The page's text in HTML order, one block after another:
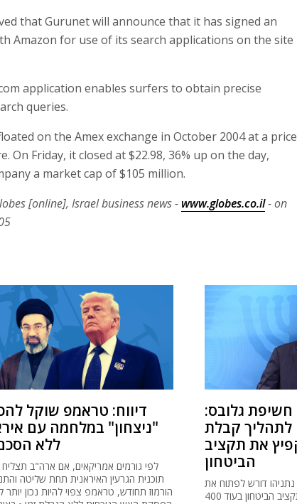
that Gurunet will announce that it has signed an
Amazon for use of its search applications on the site
application enables surfers to obtain precise
queries.
on the Amex exchange in October 2004 at a price
On Friday, it closed at $22.98, 36% up on the day,
a market cap of $105 million.
[online], Israel business news - www.globes.co.il- on
דיווח: טראמפ שוקל
"ניצחון" במלחמה עם
ללא
לפי גורמים אמריקאים, אם ארה"ב
תוכנית הגרעין האיראנית תחת שליטה
הורמוז תחודש, טראמפ צפוי להיות נכון
חשיפת גלובס:
לתהליך קבלת
את תקציב
הביטחון
דורש לפתוח את
תקציב המדינה ולהגדיל את תקציב הביטחון בעוד 400